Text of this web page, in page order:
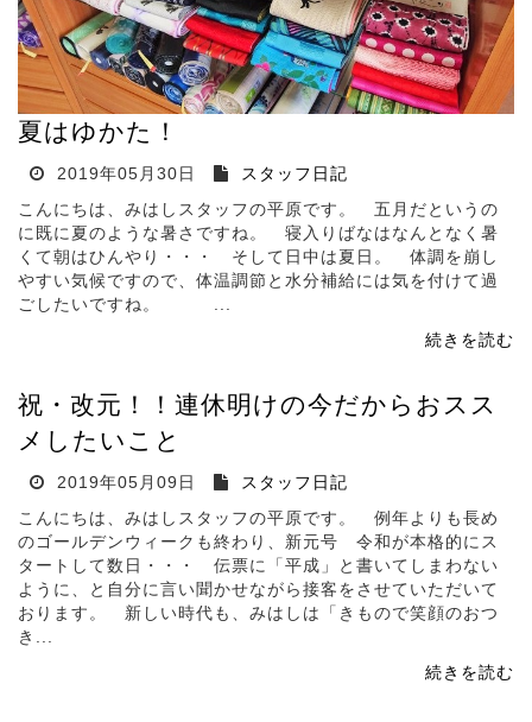
夏はゆかた！
2019年05月30日
スタッフ日記
こんにちは、みはしスタッフの平原です。 五月だというの
に既に夏のような暑さですね。 寝入りばなはなんとなく暑
くて朝はひんやり・・・ そして日中は夏日。 体調を崩し
やすい気候ですので、体温調節と水分補給には気を付けて過
ごしたいですね。 ...
続きを読む
祝・改元！！連休明けの今だからおスス
メしたいこと
2019年05月09日
スタッフ日記
こんにちは、みはしスタッフの平原です。 例年よりも長め
のゴールデンウィークも終わり、新元号 令和が本格的にス
タートして数日・・・ 伝票に「平成」と書いてしまわない
ように、と自分に言い聞かせながら接客をさせていただいて
おります。 新しい時代も、みはしは「きもので笑顔のおつ
き...
続きを読む